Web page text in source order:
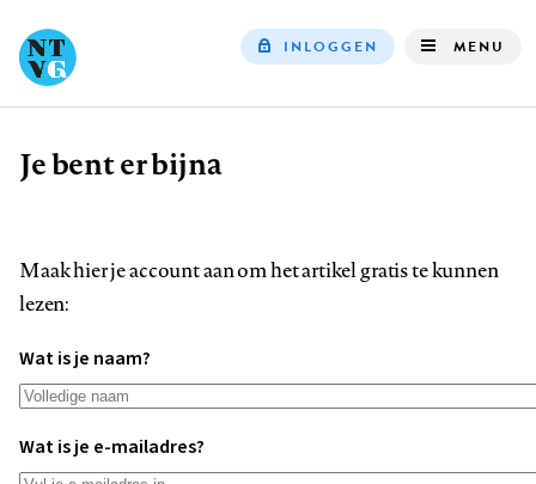
INLOGGEN MENU
Kruimelpad
Je bent er bijna
Maak hier je account aan om het artikel gratis te kunnen
lezen:
Wat is je naam?
Wat is je e-mailadres?